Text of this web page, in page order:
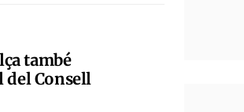
també
del Consell